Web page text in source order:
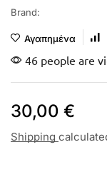
Brand:
Αγαπημένα
46 people are
30,00 €
Shipping